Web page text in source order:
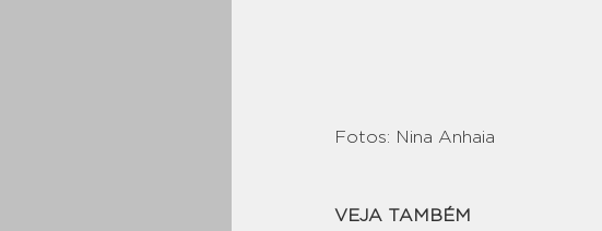
Fotos: Nina Anhaia
VEJA TAMBÉM